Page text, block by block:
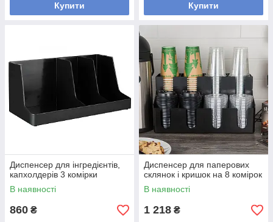
Купити Купити
Диспенсер для інгредієнтів,
капхолдерів 3 комірки
В наявності
860 ₴
Диспенсер для паперових
склянок і кришок на 8 комірок
В наявності
1 218 ₴